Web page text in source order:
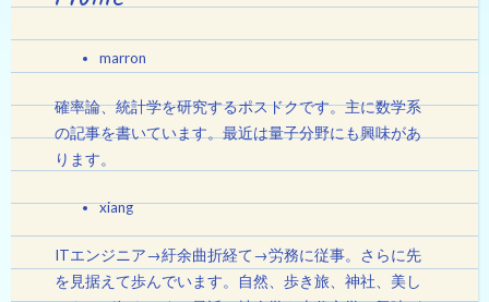
ゲ
ョ
marron
確率論、統計学を研究するポスドクです。主に数学系
の記事を書いています。最近は量子分野にも興味があ
ります。
xiang
ITエンジニア→紆余曲折経て→労務に従事。さらに先
を見据えて歩んでいます。自然、歩き旅、神社、美し